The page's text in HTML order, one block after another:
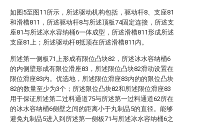
如图5至图11所示，所述驱动机构包括，驱动杆8、支座81
和滑槽811，所述驱动杆8与所述顶板74固定连接，所述支
座81与所述冰水容纳桶6一体成型，所述滑槽811形成所述
支座81上；所述驱动杆8抵顶在所述滑槽811内。
所述第一侧板71上形成有限位凸块82，所述冰水容纳桶6
的内侧壁形成有限位滑座83，所述限位凸块82滑动设置在
限位滑座83内。优选地，所述限位滑座83内的的限位凸块
82的数量至少为3个；所述限位凸块82和所述限位滑座83
用于保证所述第二过料通道75与所述第一过料通道62所在
的冰水容纳桶6侧壁之间的距离小于丸制品5的直径。能够
避免丸制品5进入到所述第一侧板71与所述冰水容纳桶6之